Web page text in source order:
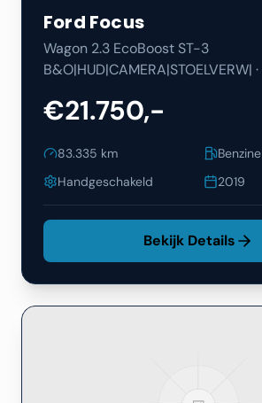
Ford Focus
Wagon 2.3 EcoBoost ST-3
B&O|HUD|CAMERA|STOELVERW| ·
€21.750,-
83.335 km
Benzine
Handgeschakeld
2019
Bekijk Details